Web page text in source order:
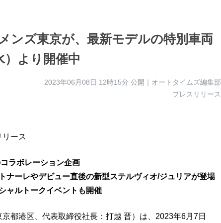
ンズ東京が、最新モデルの特別車両
）より開催中
2023年06月08日 12時15分 公開｜オートタイムズ編集部
プレスリリース
ース
ラボレーション企画
ナーレやデビュー直後の新型ステルヴィオ/ジュリアが登場
ャルトークイベントも開催
都港区、代表取締役社長：打越 晋）は、2023年6月7日